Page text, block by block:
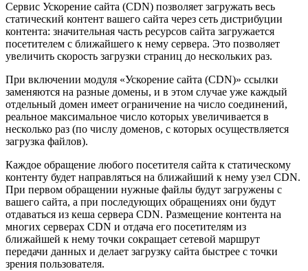
Сервис Ускорение сайта (CDN) позволяет загружать весь
статический контент вашего сайта через сеть дистрибуции
контента: значительная часть ресурсов сайта загружается
посетителем с ближайшего к нему сервера. Это позволяет
увеличить скорость загрузки страниц до нескольких раз.
При включении модуля «Ускорение сайта (CDN)» ссылки
заменяются на разные домены, и в этом случае уже каждый
отдельный домен имеет ограничение на число соединений,
реальное максимальное число которых увеличивается в
несколько раз (по числу доменов, с которых осуществляется
загрузка файлов).
Каждое обращение любого посетителя сайта к статическому
контенту будет направляться на ближайший к нему узел CDN.
При первом обращении нужные файлы будут загружены с
вашего сайта, а при последующих обращениях они будут
отдаваться из кеша сервера CDN. Размещение контента на
многих серверах CDN и отдача его посетителям из
ближайшей к нему точки сокращает сетевой маршрут
передачи данных и делает загрузку сайта быстрее с точки
зрения пользователя.